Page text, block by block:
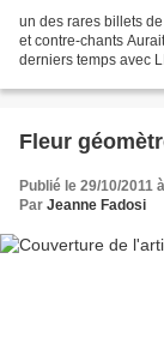
un des rares billets
et contre-chants
derniers temps avec
Fleur
Publié le 29/10/2011
Par Jeanne Fadosi